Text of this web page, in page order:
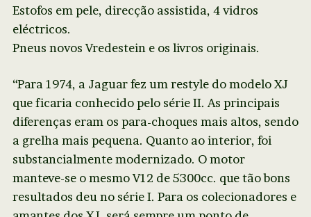
Estofos em pele, direcção assistida, 4 vidros
eléctricos.
Pneus novos Vredestein e os livros originais.
“Para 1974, a Jaguar fez um restyle do modelo XJ
que ficaria conhecido pelo série II. As principais
diferenças eram os para-choques mais altos, sendo
a grelha mais pequena. Quanto ao interior, foi
substancialmente modernizado. O motor
manteve-se o mesmo V12 de 5300cc. que tão bons
resultados deu no série I. Para os colecionadores e